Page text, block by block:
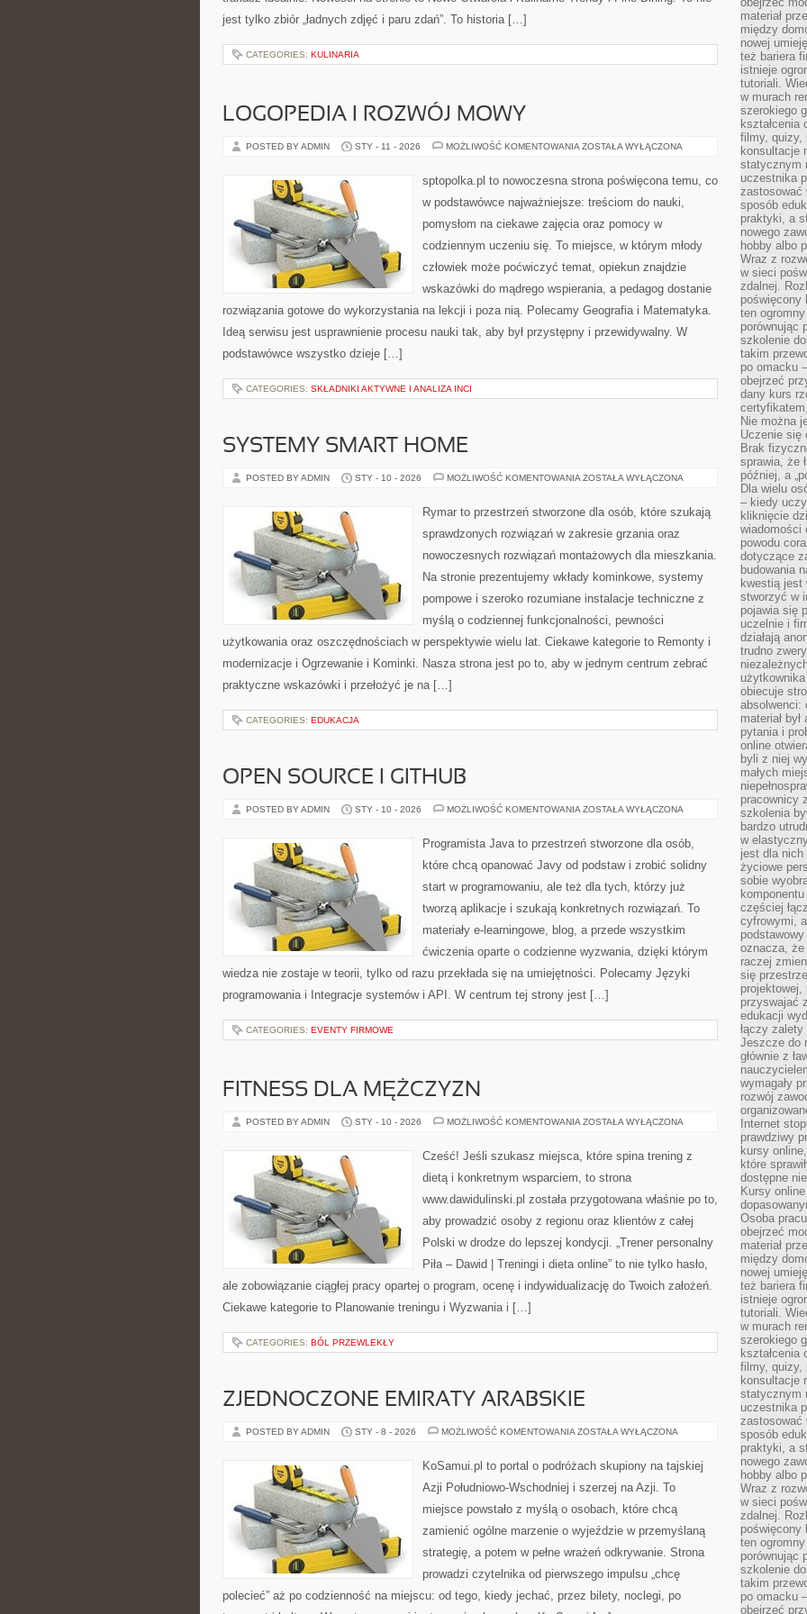
jest tylko zbiór „ładnych zdjęć i paru zdań”. To historia […]
CATEGORIES: KULINARIA
LOGOPEDIA I ROZWÓJ MOWY
POSTED BY ADMIN STY - 11 - 2026 MOŻLIWOŚĆ KOMENTOWANIA LOGOPEDIA
ZOSTAŁA WYŁĄCZONA
sptopolka.pl to nowoczesna strona poświęcona temu, co
w podstawówce najważniejsze: treściom do nauki,
pomysłom na ciekawe zajęcia oraz pomocy w
codziennym uczeniu się. To miejsce, w którym młody
człowiek może poćwiczyć temat, opiekun znajdzie
wskazówki do mądrego wspierania, a pedagog dostanie
rozwiązania gotowe do wykorzystania na lekcji i poza nią. Polecamy Geografia i Matematyka.
Ideą serwisu jest usprawnienie procesu nauki tak, aby był przystępny i przewidywalny. W
podstawówce wszystko dzieje […]
CATEGORIES: SKŁADNIKI AKTYWNE I ANALIZA INCI
SYSTEMY SMART HOME
POSTED BY ADMIN STY - 10 - 2026 MOŻLIWOŚĆ KOMENTOWANIA SYSTEMY
ZOSTAŁA WYŁĄCZONA
Rymar to przestrzeń stworzone dla osób, które szukają
sprawdzonych rozwiązań w zakresie grzania oraz
nowoczesnych rozwiązań montażowych dla mieszkania.
Na stronie prezentujemy wkłady kominkowe, systemy
pompowe i szeroko rozumiane instalacje techniczne z
myślą o codziennej funkcjonalności, pewności
użytkowania oraz oszczędnościach w perspektywie wielu lat. Ciekawe kategorie to Remonty i
modernizacje i Ogrzewanie i Kominki. Nasza strona jest po to, aby w jednym centrum zebrać
praktyczne wskazówki i przełożyć je na […]
CATEGORIES: EDUKACJA
OPEN SOURCE I GITHUB
POSTED BY ADMIN STY - 10 - 2026 MOŻLIWOŚĆ KOMENTOWANIA OPEN
GITHUB
ZOSTAŁA WYŁĄCZONA
Programista Java to przestrzeń stworzone dla osób,
które chcą opanować Javy od podstaw i zrobić solidny
start w programowaniu, ale też dla tych, którzy już
tworzą aplikacje i szukają konkretnych rozwiązań. To
materiały e-learningowe, blog, a przede wszystkim
ćwiczenia oparte o codzienne wyzwania, dzięki którym
wiedza nie zostaje w teorii, tylko od razu przekłada się na umiejętności. Polecamy Języki
programowania i Integracje systemów i API. W centrum tej strony jest […]
CATEGORIES: EVENTY FIRMOWE
FITNESS DLA MĘŻCZYZN
POSTED BY ADMIN STY - 10 - 2026 MOŻLIWOŚĆ KOMENTOWANIA FITNESS
ZOSTAŁA WYŁĄCZONA
Cześć! Jeśli szukasz miejsca, które spina trening z
dietą i konkretnym wsparciem, to strona
www.dawidulinski.pl została przygotowana właśnie po to,
aby prowadzić osoby z regionu oraz klientów z całej
Polski w drodze do lepszej kondycji. „Trener personalny
Piła – Dawid | Treningi i dieta online” to nie tylko hasło,
ale zobowiązanie ciągłej pracy opartej o program, ocenę i indywidualizację do Twoich założeń.
Ciekawe kategorie to Planowanie treningu i Wyzwania i […]
CATEGORIES: BÓL PRZEWLEKŁY
ZJEDNOCZONE EMIRATY ARABSKIE
POSTED BY ADMIN STY - 8 - 2026 MOŻLIWOŚĆ KOMENTOWANIA ZJEDNOCZONE
ZOSTAŁA WYŁĄCZONA
KoSamui.pl to portal o podróżach skupiony na tajskiej
Azji Południowo-Wschodniej i szerzej na Azji. To
miejsce powstało z myślą o osobach, które chcą
zamienić ogólne marzenie o wyjeździe w przemyślaną
strategię, a potem w pełne wrażeń odkrywanie. Strona
prowadzi czytelnika od pierwszego impulsu „chcę
polecieć” aż po codzienność na miejscu: od tego, kiedy jechać, przez bilety, noclegi, po
materiał
między
nowej
też bariera
istnieje
tutoriali.
w murach
szerokiego
kształcenia
filmy, quizy,
konsultacje
statycznym
uczestnika
zastosować
sposób
praktyki, a
nowego
hobby albo
Wraz z
w sieci
zdalnej.
poświęcony
ten
porównując
szkolenie
takim
po omacku
obejrzeć
dany kurs
Nie można
Uczenie się
Brak
sprawia, że
później, a
Dla wielu
– kiedy
kliknięcie
wiadomości
powodu
dotyczące
budowania
kwestią jest
stworzyć w
pojawia się
uczelnie i
działają
trudno
obiecuje
absolwenci:
materiał
pytania i
online
byli z niej
małych
pracownicy
szkolenia
bardzo
w
jest dla nich
życiowe
sobie
częściej
cyfrowymi,
oznacza, że
raczej
się
przyswajać
edukacji
łączy
Jeszcze do
głównie z
wymagały
rozwój
Internet
prawdziwy
kursy
które
dostępne
Kursy
Osoba
obejrzeć
materiał
między
nowej
też bariera
istnieje
tutoriali.
w murach
szerokiego
kształcenia
filmy, quizy,
konsultacje
statycznym
uczestnika
zastosować
sposób
praktyki, a
nowego
hobby albo
Wraz z
w sieci
zdalnej.
poświęcony
ten
porównując
szkolenie
takim
po omacku
obejrzeć